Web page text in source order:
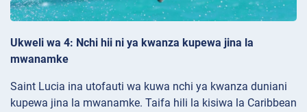
Ukweli wa 4: Nchi hii ni ya kwanza kupewa jina la
mwanamke
Saint Lucia ina utofauti wa kuwa nchi ya kwanza duniani
kupewa jina la mwanamke. Taifa hili la kisiwa la Caribbean